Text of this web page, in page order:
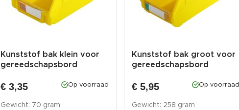
Kunststof bak klein voor
gereedschapsbord
€ 3,35 Op voorraad
Gewicht: 70 gram
Kunststof bak groot voor
gereedschapsbord
€ 5,95 Op voorraad
Gewicht: 258 gram